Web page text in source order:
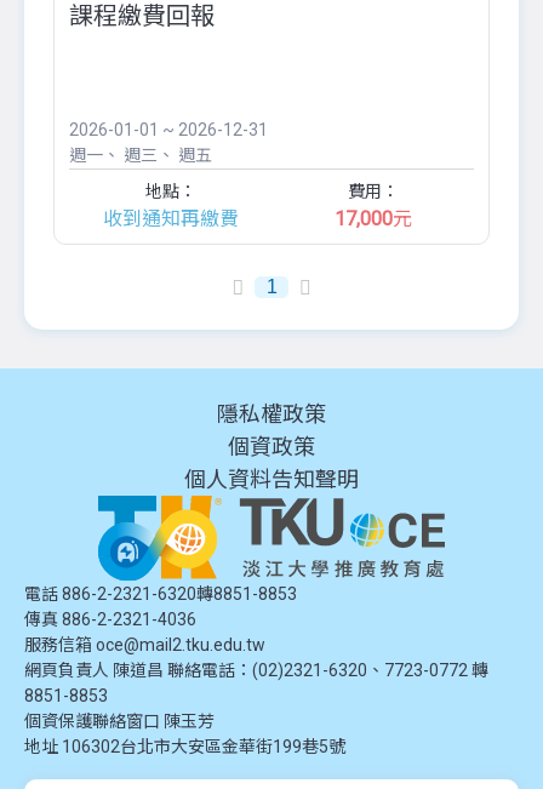
課程繳費回報
2026-01-01 ~ 2026-12-31
週一
週三
週五
地點：
收到通知再繳費
費用：
17,000元
1
隱私權政策
個資政策
個人資料告知聲明
電話 886-2-2321-6320轉8851-8853
傳真 886-2-2321-4036
服務信箱 oce@mail2.tku.edu.tw
網頁負責人 陳道昌 聯絡電話：(02)2321-6320、7723-0772 轉
8851-8853
個資保護聯絡窗口 陳玉芳
地址 106302台北市大安區金華街199巷5號